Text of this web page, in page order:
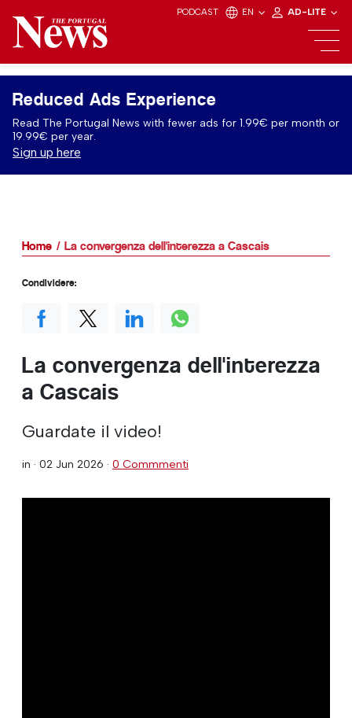
PODCAST EN AD-LITE
Reduced Ads Experience
Read The Portugal News with fewer ads for 1.99€ per month or
19.99€ per year.
Sign up here
Home La convergenza dell'interezza a Cascais
La convergenza dell'interezza
a Cascais
Guardate il video!
in · 02 Jun 2026 · 0 Commmenti
Condividere: